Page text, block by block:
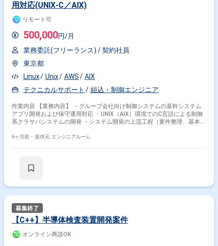
用対応(UNIX‑C／AIX)
リモート可
500,000円/月
業務委託(フリーランス) /契約社員
東京都
Linux
Unix AWS
AIX
テクニカルサポート
組込・制御エンジニア
作業内容 【業務内容】 ・グループ会社向け制御システムの基幹システム
アプリ開発および保守運用対応 ・UNIX（AIX）環境でのC言語による制御
系クラサバシステムの開発 ・システム開発の上流工程（要件整理、基本設
システムの開発 ・テレワーク併用可能(参画初や作業日は出社対応) 【主な
6ヶ月前・ 提供元: エンジニアルーム
【C++】半導体検査装置開発案件
オンライン商談OK